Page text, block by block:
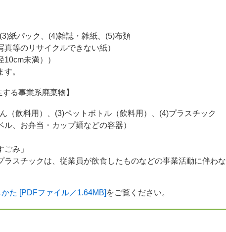
紙パック、(4)雑誌・雑紙、(5)布類
等のリサイクルできない紙）
未満））
。
る事業系廃棄物】
飲料用）、(3)ペットボトル（飲料用）、(4)プラスチック
ル、お弁当・カップ麺などの容器）
み」
スチックは、従業員が飲食したものなどの事業活動に伴わな
た [PDFファイル／1.64MB] をご覧ください。